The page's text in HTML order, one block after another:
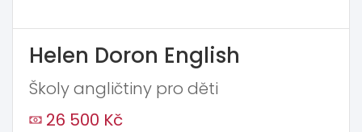
Helen Doron English
Školy angličtiny pro děti
26 500 Kč